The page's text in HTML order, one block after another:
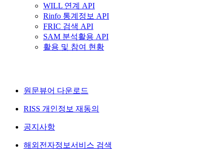
WILL 연계 API
Rinfo 통계정보 API
FRIC 검색 API
SAM 분석활용 API
활용 및 참여 현황
원문뷰어 다운로드
RISS 개인정보 재동의
공지사항
해외전자정보서비스 검색